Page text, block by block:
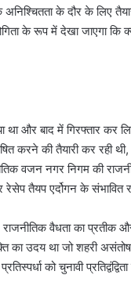
के दौर के लिए
के रूप में देखा जाएगा
था और बाद में गिरफ्तार कर
करने की तैयारी कर रही
वजन नगर निगम की
तैयप एर्दोगन के संभावित
वैधता का प्रतीक
का उदय था जो शहरी
को चुनावी